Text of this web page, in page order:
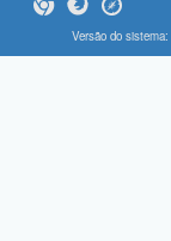
Versão do